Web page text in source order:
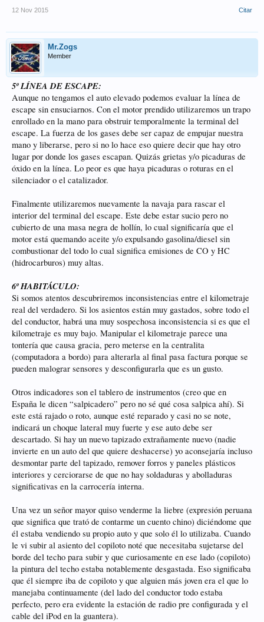
12 Nov 2015 Citar
Mr.Zogs
Member
5º LÍNEA DE ESCAPE:
Aunque no tengamos el auto elevado podemos evaluar la línea de
escape sin ensuciarnos. Con el motor prendido utilizaremos un trapo
enrollado en la mano para obstruir temporalmente la terminal del
escape. La fuerza de los gases debe ser capaz de empujar nuestra
mano y liberarse, pero si no lo hace eso quiere decir que hay otro
lugar por donde los gases escapan. Quizás grietas y/o picaduras de
óxido en la línea. Lo peor es que haya picaduras o roturas en el
silenciador o el catalizador.
Finalmente utilizaremos nuevamente la navaja para rascar el
interior del terminal del escape. Este debe estar sucio pero no
cubierto de una masa negra de hollín, lo cual significaría que el
motor está quemando aceite y/o expulsando gasolina/diesel sin
combustionar del todo lo cual significa emisiones de CO y HC
(hidrocarburos) muy altas.
6º HABITÁCULO:
Si somos atentos descubriremos inconsistencias entre el kilometraje
real del verdadero. Si los asientos están muy gastados, sobre todo el
del conductor, habrá una muy sospechosa inconsistencia si es que el
kilometraje es muy bajo. Manipular el kilometraje parece una
tontería que causa gracia, pero meterse en la centralita
(computadora a bordo) para alterarla al final pasa factura porque se
pueden malograr sensores y desconfigurarla que es un gusto.
Otros indicadores son el tablero de instrumentos (creo que en
España le dicen “salpicadero” pero no sé qué cosa salpica ahí). Si
este está rajado o roto, aunque esté reparado y casi no se note,
indicará un choque lateral muy fuerte y ese auto debe ser
descartado. Si hay un nuevo tapizado extrañamente nuevo (nadie
invierte en un auto del que quiere deshacerse) yo aconsejaría incluso
desmontar parte del tapizado, remover forros y paneles plásticos
interiores y cerciorarse de que no hay soldaduras y abolladuras
significativas en la carrocería interna.
Una vez un señor mayor quiso venderme la liebre (expresión peruana
que significa que trató de contarme un cuento chino) diciéndome que
él estaba vendiendo su propio auto y que solo él lo utilizaba. Cuando
le vi subir al asiento del copiloto noté que necesitaba sujetarse del
borde del techo para subir y que curiosamente en ese lado (copiloto)
la pintura del techo estaba notablemente desgastada. Eso significaba
que él siempre iba de copiloto y que alguien más joven era el que lo
manejaba continuamente (del lado del conductor todo estaba
perfecto, pero era evidente la estación de radio pre configurada y el
cable del iPod en la guantera).